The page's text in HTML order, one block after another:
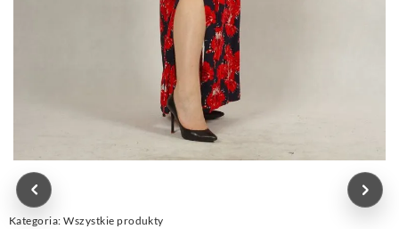
Kategoria: Wszystkie produkty